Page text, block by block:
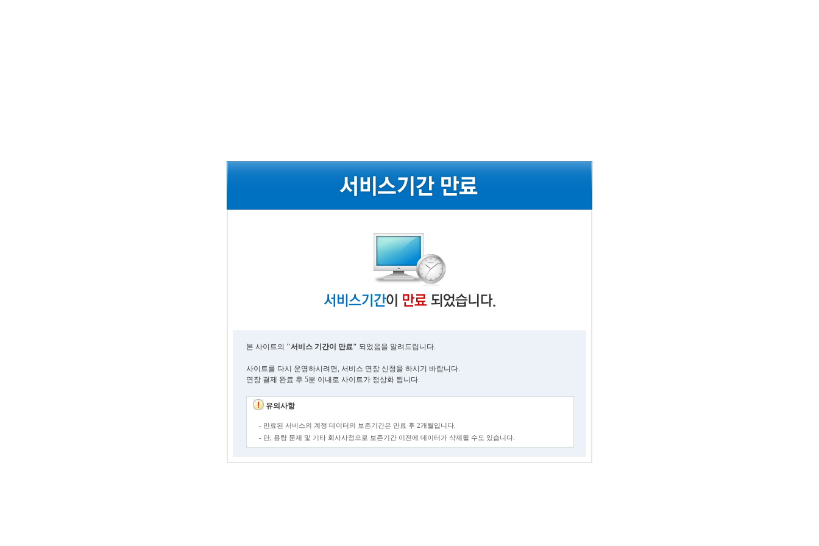
본 사이트의 "서비스 기간이 만료" 되었음을 알려드립니다.
사이트를 다시 운영하시려면, 서비스 연장 신청을 하시기 바랍니다.
연장 결제 완료 후 5분 이내로 사이트가 정상화 됩니다.
유의사항
- 만료된 서비스의 계정 데이터의 보존기간은 만료 후 2개월입니다.
- 단, 용량 문제 및 기타 회사사정으로 보존기간 이전에 데이터가 삭제될 수도 있습니다.